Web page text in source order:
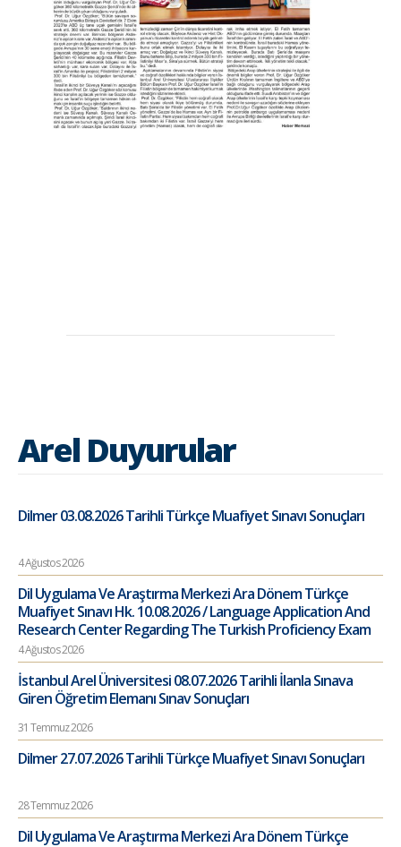
Arel Duyurular
Dilmer 03.08.2026 Tarihli Türkçe Muafiyet Sınavı Sonuçları
4 Ağustos 2026
Dil Uygulama Ve Araştırma Merkezi Ara Dönem Türkçe
Muafiyet Sınavı Hk. 10.08.2026 / Language Application And
Research Center Regarding The Turkish Proficiency Exam
4 Ağustos 2026
İstanbul Arel Üniversitesi 08.07.2026 Tarihli İlanla Sınava
Giren Öğretim Elemanı Sınav Sonuçları
31 Temmuz 2026
Dilmer 27.07.2026 Tarihli Türkçe Muafiyet Sınavı Sonuçları
28 Temmuz 2026
Dil Uygulama Ve Araştırma Merkezi Ara Dönem Türkçe